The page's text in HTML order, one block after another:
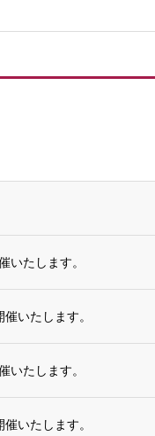
たします。
いたします。
たします。
いたします。